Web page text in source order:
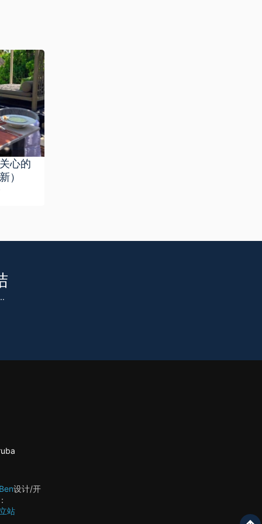
心的
）
Ben设计/开
站